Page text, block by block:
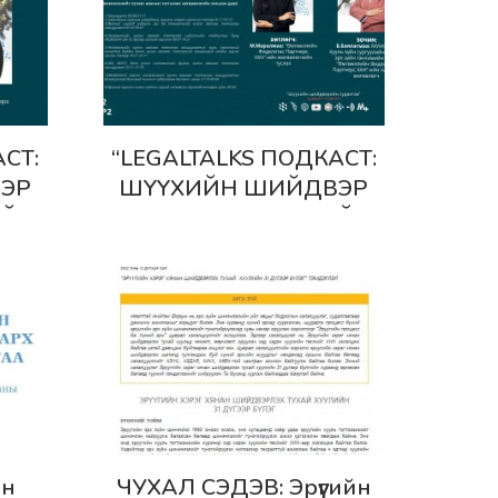
Дэлгэрэнгүй
“LEGALTALKS ПОДКАСТ:
ШҮҮХИЙН ШИЙДВЭР
СУДАЛГАА” ТУСГАЙ
ДУГААР
Дэлгэрэнгүй
ЧУХАЛ СЭДЭВ: Эрүүгийн